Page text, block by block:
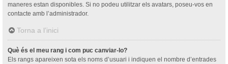
maneres estan disponibles. Si no podeu utilitzar els avatars, poseu-vos en
contacte amb l’administrador.
Torna a l’inici
Què és el meu rang i com puc canviar-lo?
Els rangs apareixen sota els noms d’usuari i indiquen el nombre d’entrades